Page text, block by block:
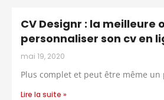
CV Designr : la meilleure
personnaliser son cv en
mai 19, 2020
Plus complet et peut être même un
Lire la suite »